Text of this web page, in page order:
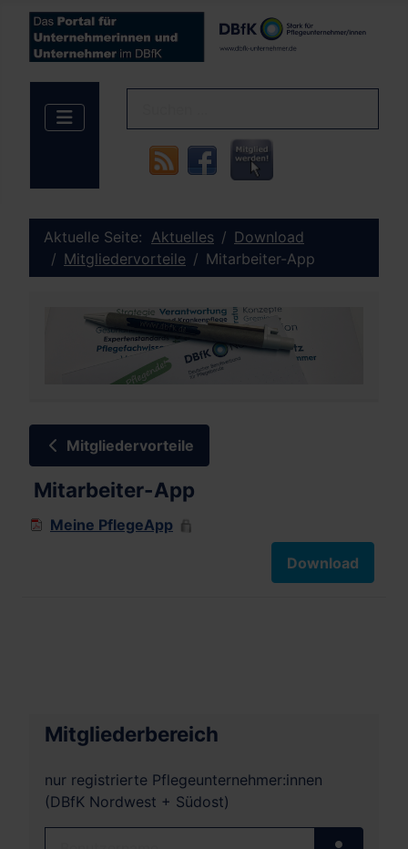
Aktuelle Seite: Aktuelles
Download
Mitgliedervorteile
Mitarbeiter-App
Mitgliedervorteile
Mitarbeiter-App
Meine PflegeApp
Download
Mitgliederbereich
nur registrierte Pflegeunternehmer:innen
(DBfK Nordwest + Südost)